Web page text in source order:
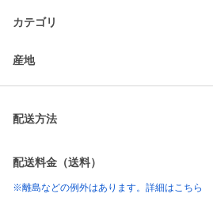
カテゴリ
産地
配送方法
配送料金（送料）
※離島などの例外はあります。詳細はこちら